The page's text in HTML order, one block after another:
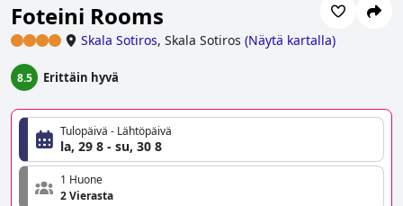
Foteini Rooms
Skala Sotiros, Skala Sotiros (Näytä kartalla)
8.5 Erittäin hyvä
Tulopäivä - Lähtöpäivä
la, 29 8 - su, 30 8
1 Huone
2 Vierasta